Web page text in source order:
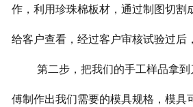
作，利用珍珠棉板材，通过制图切割
给客户查看，经过客户审核试验过后
第二步，把我们的手工样品拿
傅制作出我们需要的模具规格，模具